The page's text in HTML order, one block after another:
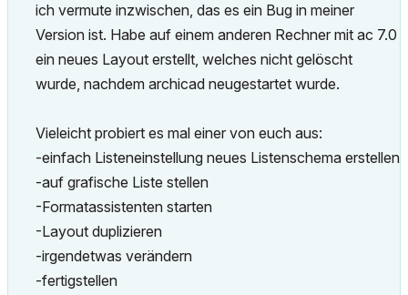
ich vermute inzwischen, das es ein Bug in meiner
Version ist. Habe auf einem anderen Rechner mit ac 7.0
ein neues Layout erstellt, welches nicht gelöscht
wurde, nachdem archicad neugestartet wurde.
Vieleicht probiert es mal einer von euch aus:
-einfach Listeneinstellung neues Listenschema erstellen
-auf grafische Liste stellen
-Formatassistenten starten
-Layout duplizieren
-irgendetwas verändern
-fertigstellen